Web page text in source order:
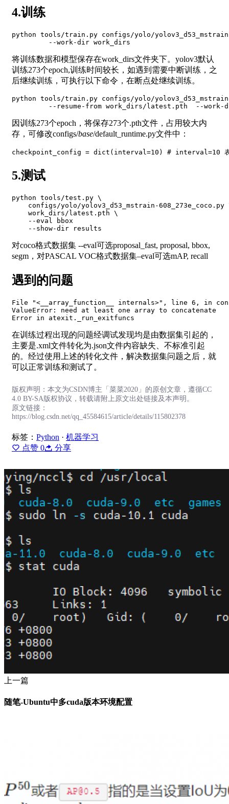
4.训练
python tools/train.py configs/yolo/
将训练数据和模型保存在work_dirs文件夹下。yolov3默认
训练273个epoch,训练时间较长，如遇到需要中断训练，之
后继续训练，可执行以下命令，在断点处继续训练。
python tools/train.py configs/yolo/
因训练273个epoch，将保存273个.pth文件，占用较大内
存，可修改configs/base/default_runtime.py文件中：
checkpoint_config = dict ( interval =10 ) # interval=10 表
5.测试
python tools/test.py \
configs/yolo/yolov3_d53_mstrain-608_273e_coco.py
    work_dirs/latest.pth \
    --eval bbox
对coco格式数据集 --eval可选proposal_fast, proposal, bbox,
segm，对PASCAL VOC格式数据集–eval可选mAP, recall
遇到的问题
File "<__array_function__ internals>" , line 6, in
ValueError: need at least one array to concatenate
Error in
在训练过程出现的问题经调试发现均是由数据集引起的，
主要是.xml文件转化为.json文件内容缺失、不标准引起
的。经过使用上述的转化文件，解决数据集问题之后，就
可以正常训练和测试了。
版权声明：本文为CSDN博主「菜菜2020」的原创文章，遵循CC
4.0 BY-SA版权协议，转载请附上原文出处链接及本声明。
原文链接：
https://blog.csdn.net/qq_45584615/article/details/115802378
标签： Python · 机器学习
点赞 0 分享
上一篇
随笔-Ubuntu中多cuda版本环境配置